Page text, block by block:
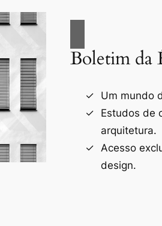
Boletim da
Um mundo
Estudos de
arquitetura.
Acesso
design.